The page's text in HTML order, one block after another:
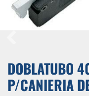
DOBLATUBO
P/CANIERIA